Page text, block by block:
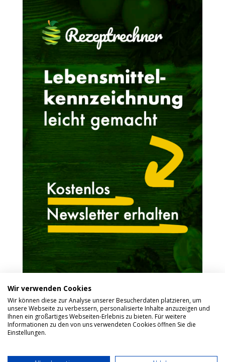
Impressum
Wir verwenden Cookies
Wir können diese zur Analyse unserer Besucherdaten platzieren, um
unsere Webseite zu verbessern, personalisierte Inhalte anzuzeigen und
Ihnen ein großartiges Webseiten-Erlebnis zu bieten. Für weitere
Informationen zu den von uns verwendeten Cookies öffnen Sie die
Einstellungen.